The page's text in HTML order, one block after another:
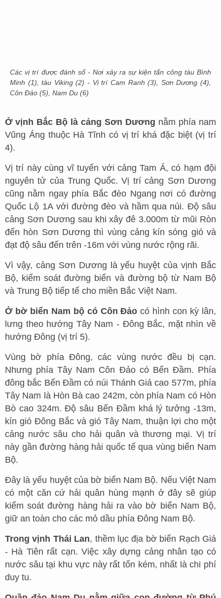
Các vị trí được đánh số - Nơi xảy ra sự kiện tấn công tàu Bình
Minh (1), tàu Viking (2) - Vị trí Cam Ranh (3), Sơn Dương (4),
Côn Đảo (5), Nam Du (6)
Ở vịnh Bắc Bộ là cảng Sơn Dương nằm phía nam
Vũng Áng thuộc Hà Tĩnh có vị trí khá đặc biệt (vị trí
4).
Vị trí này cùng vĩ tuyến với cảng Tam Á, có hạm đội
nguyên tử của Trung Quốc. Vị trí cảng Sơn Dương
cũng nằm ngay phía Bắc đèo Ngang nơi có đường
Quốc Lộ 1A với đường đèo và hầm qua núi. Độ sâu
cảng Sơn Dương sau khi xây đê 3.000m từ mũi Ròn
đến hòn Sơn Dương thì vùng cảng kín sóng gió và
đạt độ sâu đến trên -16m với vùng nước rộng rãi.
Vì vậy, cảng Sơn Dương là yếu huyệt của vịnh Bắc
Bộ, kiểm soát đường biển và đường bộ từ Nam Bộ
và Trung Bộ tiếp tế cho miền Bắc Việt Nam.
Ở bờ biển Nam bộ có Côn Đảo có hình con kỳ lân,
lưng theo hướng Tây Nam - Đông Bắc, mặt nhìn về
hướng Đông (vị trí 5).
Vùng bờ phía Đông, các vùng nước đều bị cạn.
Nhưng phía Tây Nam Côn Đảo có Bến Đầm. Phía
đông bắc Bến Đầm có núi Thánh Giá cao 577m, phía
Tây Nam là Hòn Bà cao 242m, còn phía Nam có Hòn
Bò cao 324m. Độ sâu Bến Đầm khá lý tưởng -13m,
kín gió Đông Bắc và gió Tây Nam, thuận lợi cho một
cảng nước sâu cho hải quân và thương mại. Vị trí
này gần đường hàng hải quốc tế qua vùng biển Nam
Bộ.
Đây là yếu huyệt của bờ biển Nam Bộ. Nếu Việt Nam
có một căn cứ hải quân hùng mạnh ở đây sẽ giúp
kiểm soát đường hàng hải ra vào bờ biển Nam Bộ,
giữ an toàn cho các mỏ dầu phía Đông Nam Bộ.
Trong vịnh Thái Lan, thềm lục địa bờ biển Rạch Giá
- Hà Tiên rất cạn. Việc xây dựng cảng nhân tạo có
nước sâu tại khu vực này rất tốn kém, nhất là chi phí
duy tu.